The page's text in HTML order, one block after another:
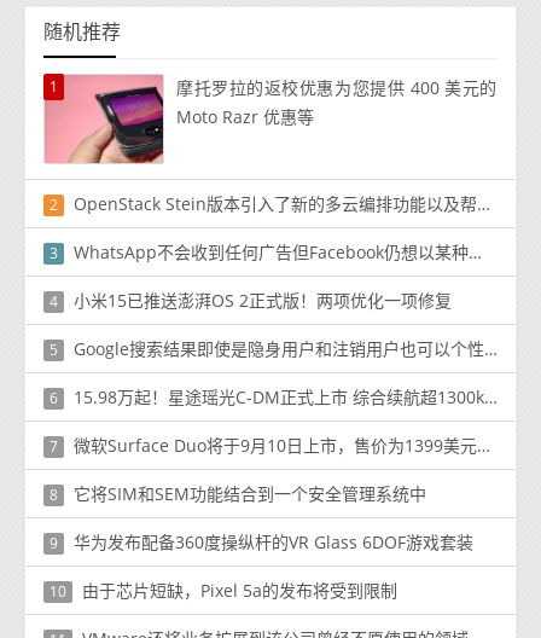
随机推荐
1
摩托罗拉的返校优惠为您提供 400 美元的
Moto Razr 优惠等
2 OpenStack Stein版本引入了新的多云编排功能以及帮助实现边缘计算用例的增强功能
3 WhatsApp不会收到任何广告但Facebook仍想以某种方式赚钱
4 小米15已推送澎湃OS 2正式版！两项优化一项修复
5 Google搜索结果即使是隐身用户和注销用户也可以个性化
6 15.98万起！星途瑶光C-DM正式上市 综合续航超1300km
7 微软Surface Duo将于9月10日上市，售价为1399美元，并配备基于云的Windows 10
8 它将SIM和SEM功能结合到一个安全管理系统中
9 华为发布配备360度操纵杆的VR Glass 6DOF游戏套装
10 由于芯片短缺，Pixel 5a的发布将受到限制